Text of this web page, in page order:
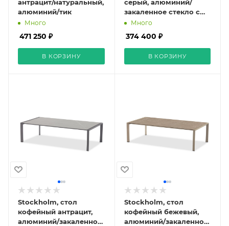
антрацит/натуральный,
алюминий/тик
Много
471 250 ₽
В КОРЗИНУ
серый, алюминий/
закаленное стекло с
керамической печатью
Много
374 400 ₽
В КОРЗИНУ
Stockholm, стол
кофейный антрацит,
алюминий/закаленное
Stockholm, стол
кофейный бежевый,
алюминий/закаленное